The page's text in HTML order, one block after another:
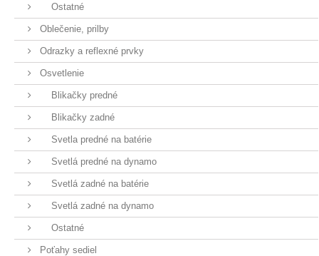
Ostatné
Oblečenie, prilby
Odrazky a reflexné prvky
Osvetlenie
Blikačky predné
Blikačky zadné
Svetla predné na batérie
Svetlá predné na dynamo
Svetlá zadné na batérie
Svetlá zadné na dynamo
Ostatné
Poťahy sediel